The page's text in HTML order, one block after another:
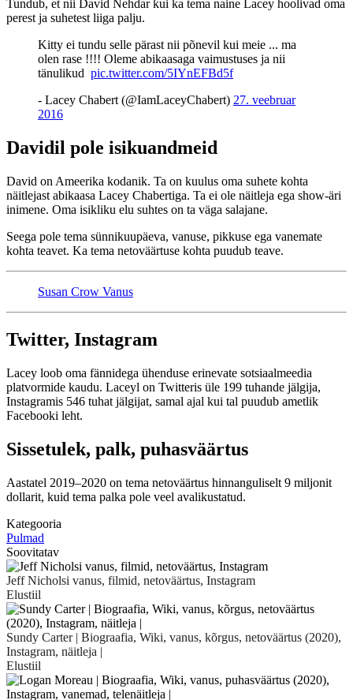
Tundub, et nii David Nehdar kui ka tema naine Lacey hoolivad oma
perest ja suhetest liiga palju.
Kitty ei tundu selle pärast nii põnevil kui meie ... ma
olen rase !!!! Oleme abikaasaga vaimustuses ja nii
tänulikud ️ pic.twitter.com/5IYnEFBd5f
- Lacey Chabert (@IamLaceyChabert) 27. veebruar
2016
Davidil pole isikuandmeid
David on Ameerika kodanik. Ta on kuulus oma suhete kohta
näitlejast abikaasa Lacey Chabertiga. Ta ei ole näitleja ega show-äri
inimene. Oma isikliku elu suhtes on ta väga salajane.
Seega pole tema sünnikuupäeva, vanuse, pikkuse ega vanemate
kohta teavet. Ka tema netoväärtuse kohta puudub teave.
Susan Crow Vanus
Twitter, Instagram
Lacey loob oma fännidega ühenduse erinevate sotsiaalmeedia
platvormide kaudu. Laceyl on Twitteris üle 199 tuhande jälgija,
Instagramis 546 tuhat jälgijat, samal ajal kui tal puudub ametlik
Facebooki leht.
Sissetulek, palk, puhasväärtus
Aastatel 2019–2020 on tema netoväärtus hinnanguliselt 9 miljonit
dollarit, kuid tema palka pole veel avalikustatud.
Kategooria
Pulmad
Soovitatav
Jeff Nicholsi vanus, filmid, netoväärtus, Instagram
Elustiil
Sundy Carter | Biograafia, Wiki, vanus, kõrgus, netoväärtus (2020),
Instagram, näitleja |
Elustiil